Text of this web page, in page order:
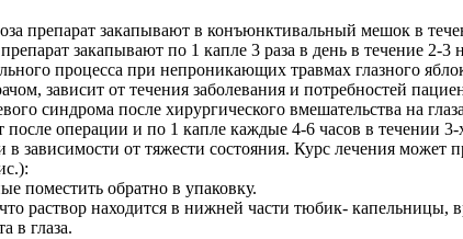
препарат закапывают в конъюнктивальный мешок в
закапывают по 1 капле 3 раза в день в течение 2-3
процесса при непроникающих травмах глазного
зависит от течения заболевания и потребностей
синдрома после хирургического вмешательства на
операции и по 1 капле каждые 4-6 часов в течении
в зависимости от тяжести состояния. Курс лечения может
поместить обратно в упаковку.
раствор находится в нижней части тюбик-
в глаза.